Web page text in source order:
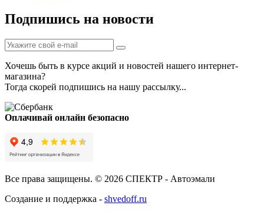
Подпишись на новости
Хочешь быть в курсе акций и новостей нашего интернет-
магазина?
Тогда скорей подпишись на нашу рассылку...
Оплачивай онлайн безопасно
Все права защищены. © 2026 СПЕКТР - Автоэмали
Создание и поддержка - shvedoff.ru